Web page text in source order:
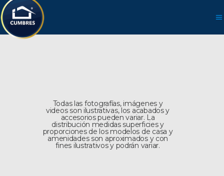
Todas las fotografías, imágenes y
videos son ilustrativas, los acabados y
accesorios pueden variar. La
distribución medidas superficies y
proporciones de los modelos de casa y
amenidades son aproximados y con
fines ilustrativos y podrán variar.